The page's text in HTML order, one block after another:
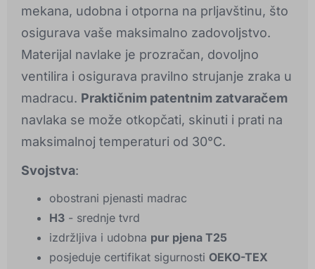
mekana, udobna i otporna na prljavštinu, što
osigurava vaše maksimalno zadovoljstvo.
Materijal navlake je prozračan, dovoljno
ventilira i osigurava pravilno strujanje zraka u
madracu. Praktičnim patentnim zatvaračem
navlaka se može otkopčati, skinuti i prati na
maksimalnoj temperaturi od 30°C.
Svojstva:
obostrani pjenasti madrac
H3 - srednje tvrd
izdržljiva i udobna pur pjena T25
posjeduje certifikat sigurnosti OEKO-TEX